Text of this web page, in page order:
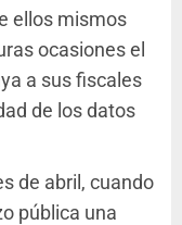
ellos mismos
ocasiones el
a sus fiscales
de los datos
de abril, cuando
pública una